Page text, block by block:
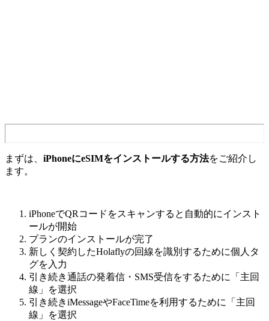
まずは、 iPhoneにeSIMをインストールする方法をご紹介し
ます。
iPhoneでQRコードをスキャンすると自動的にインスト
ールが開始
プランのインストールが完了
新しく契約したHolaflyの回線を識別するために個人タ
グを入力
引き続き通話の発着信・SMS受信をするために「主回
線」を選択
引き続きiMessageやFaceTimeを利用するために「主回
線」を選択